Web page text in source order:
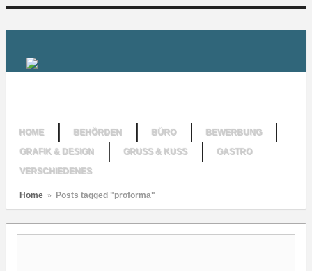
HOME BEHÖRDEN BÜRO
BEWERBUNG
GRAFIK & DESIGN
GRUSS & KUSS
GASTRO
VERSCHIEDENES
Home » Posts tagged "proforma"